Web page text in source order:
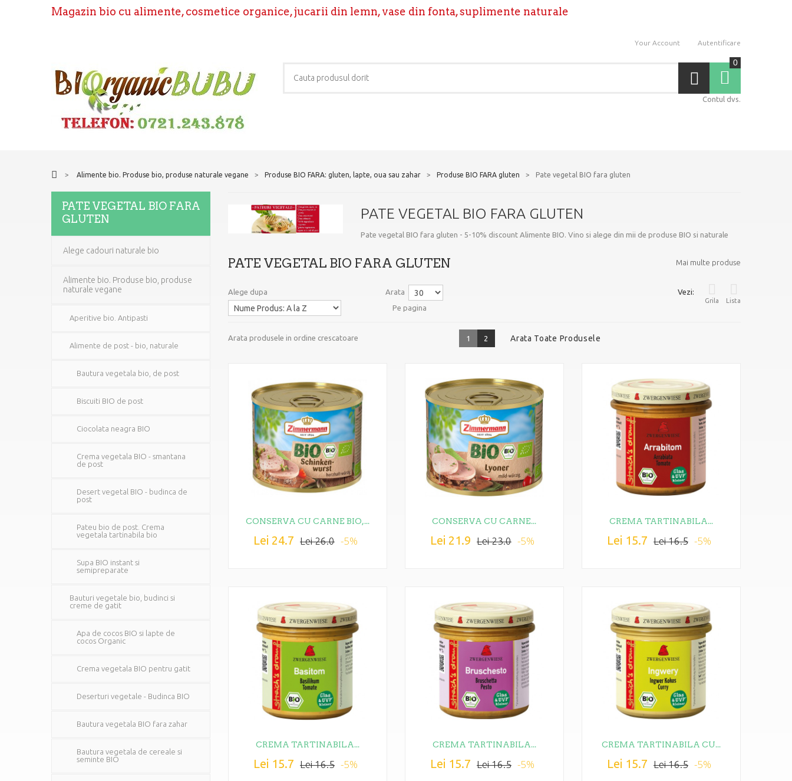
Magazin bio cu alimente, cosmetice organice, jucarii din lemn, vase din fonta, suplimente naturale
Autentificare
Your Account
Coş
0
Contul dvs.
> Alimente bio. Produse bio, produse naturale vegane > Produse BIO FARA: gluten, lapte, oua sau zahar > Produse BIO FARA gluten > Pate vegetal BIO fara gluten
PATE VEGETAL BIO FARA
GLUTEN
Alege cadouri naturale bio
Alimente bio. Produse bio, produse
naturale vegane
Aperitive bio. Antipasti
Alimente de post - bio, naturale
Bautura vegetala bio, de post
Biscuiti BIO de post
Ciocolata neagra BIO
Crema vegetala BIO - smantana
de post
Desert vegetal BIO - budinca de
post
Pateu bio de post. Crema
vegetala tartinabila bio
Supa BIO instant si
semipreparate
Bauturi vegetale bio, budinci si
creme de gatit
Apa de cocos BIO si lapte de
cocos Organic
Crema vegetala BIO pentru gatit
Deserturi vegetale - Budinca BIO
Bautura vegetala BIO fara zahar
Bautura vegetala de cereale si
seminte BIO
PATE VEGETAL BIO FARA GLUTEN
Pate vegetal BIO fara gluten - 5-10% discount Alimente BIO. Vino si alege din mii de produse BIO si naturale
PATE VEGETAL BIO FARA GLUTEN Mai multe produse
Vezi:
Grila Lista
Alege dupa
Arata
Pe pagina
Arata Toate Produsele
1 2
Arata produsele in ordine crescatoare
CONSERVA CU CARNE BIO,...
Lei 24.7 Lei 26.0 -5%
CONSERVA CU CARNE...
Lei 21.9 Lei 23.0 -5%
CREMA TARTINABILA...
Lei 15.7 Lei 16.5 -5%
CREMA TARTINABILA...
Lei 15.7 Lei 16.5 -5%
CREMA TARTINABILA...
Lei 15.7 Lei 16.5 -5%
CREMA TARTINABILA CU...
Lei 15.7 Lei 16.5 -5%